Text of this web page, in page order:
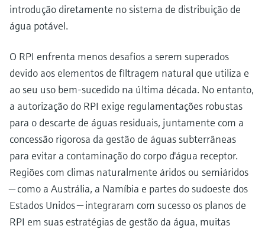
introdução diretamente no sistema de distribuição de
água potável.
O RPI enfrenta menos desafios a serem superados
devido aos elementos de filtragem natural que utiliza e
ao seu uso bem-sucedido na última década. No entanto,
a autorização do RPI exige regulamentações robustas
para o descarte de águas residuais, juntamente com a
concessão rigorosa da gestão de águas subterrâneas
para evitar a contaminação do corpo d'água receptor.
Regiões com climas naturalmente áridos ou semiáridos
— como a Austrália, a Namíbia e partes do sudoeste dos
Estados Unidos — integraram com sucesso os planos de
RPI em suas estratégias de gestão da água, muitas